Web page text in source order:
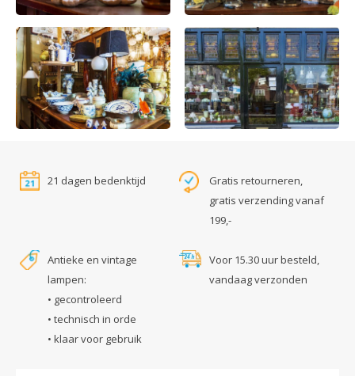
21 dagen bedenktijd
Gratis retourneren,
gratis verzending vanaf
199,-
Antieke en vintage
lampen:
• gecontroleerd
• technisch in orde
• klaar voor gebruik
Voor 15.30 uur besteld,
vandaag verzonden